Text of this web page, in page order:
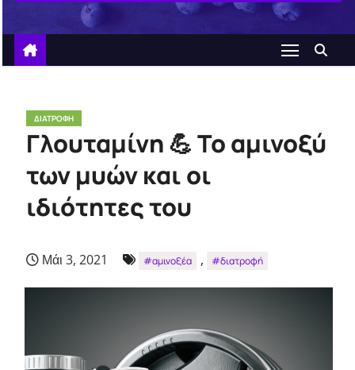
ΔΙΑΤΡΟΦΉ
Γλουταμίνη 💪 Το αμινοξύ
των μυών και οι
ιδιότητες του
Μάι 3, 2021 #αμινοξέα , #διατροφή